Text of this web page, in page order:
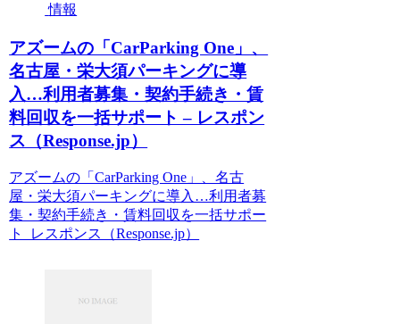
情報
アズームの「CarParking One」、
名古屋・栄大須パーキングに導
入…利用者募集・契約手続き・賃
料回収を一括サポート – レスポン
ス（Response.jp）
アズームの「CarParking One」、名古
屋・栄大須パーキングに導入…利用者募
集・契約手続き・賃料回収を一括サポー
ト レスポンス（Response.jp）